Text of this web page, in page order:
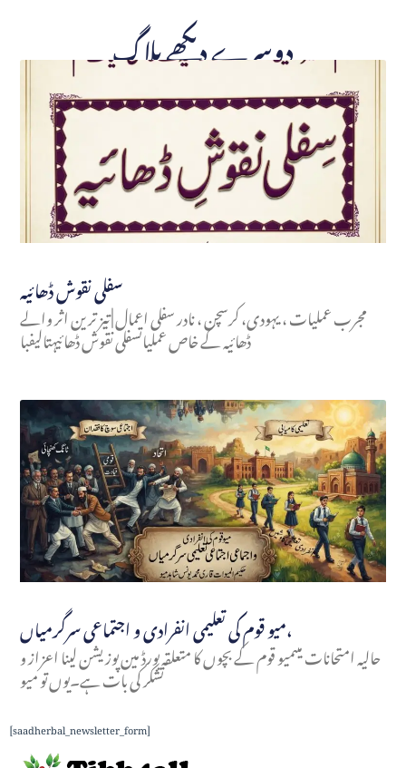
دوسرے دیکھے بلاگ
سفلی نقوش ڈھائیہ
مجرب عملیات ، یہودی، کرسچن ، نادر سفلی اعمال | تیز ترین اثر والے
ڈھائیہ کے خاص عملیاتسفلی نقوش ڈھائیہتالیفبا
میو قوم کی تعلیمی انفرادی و اجتماعی سرگرمیاں،
حالیہ امتحانات میںمیو قوم کے بچوں کا متعلقہ بورڈ مین پوزیشن لینا اعزاز و
تشکر کی بات ہے۔یوں تو میو
[saadherbal_newsletter_form]